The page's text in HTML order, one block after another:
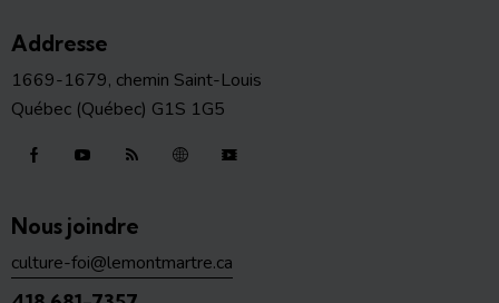
Addresse
1669-1679, chemin Saint-Louis
Québec (Québec) G1S 1G5
Nous joindre
culture-foi@lemontmartre.ca